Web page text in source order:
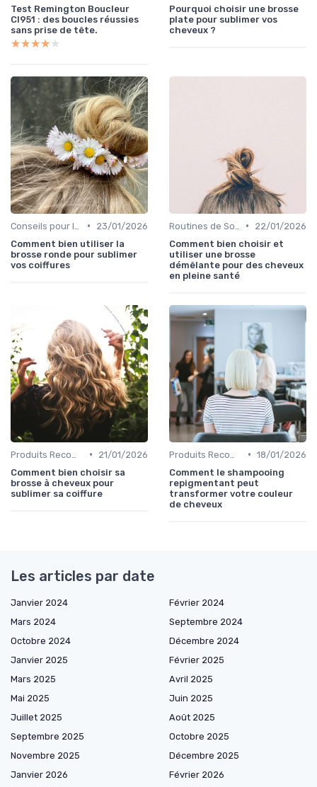
Test Remington Boucleur
CI951 : des boucles réussies
sans prise de tête.
★★★★★
★★★★★
Pourquoi choisir une brosse
plate pour sublimer vos
cheveux ?
•
23/01/2026
Comment bien utiliser la
brosse ronde pour sublimer
vos coiffures
•
22/01/2026
Comment bien choisir et
utiliser une brosse
démêlante pour des cheveux
en pleine santé
•
21/01/2026
Comment bien choisir sa
brosse à cheveux pour
sublimer sa coiffure
• 18/01/2026
Comment le shampooing
repigmentant peut
transformer votre couleur
de cheveux
Les articles par date
Janvier 2024
Février 2024
Mars 2024
Septembre 2024
Octobre 2024
Décembre 2024
Janvier 2025
Février 2025
Mars 2025
Avril 2025
Mai 2025
Juin 2025
Juillet 2025
Août 2025
Septembre 2025
Octobre 2025
Novembre 2025
Décembre 2025
Janvier 2026
Février 2026